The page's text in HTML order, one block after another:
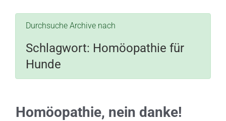
Durchsuche Archive nach
Schlagwort: Homöopathie für
Hunde
Homöopathie, nein danke!